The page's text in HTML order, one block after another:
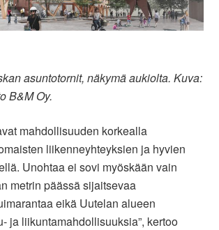
asuntotornit, näkymä aukiolta. Kuva:
B&M Oy.
mahdollisuuden korkealla
liikenneyhteyksien ja hyvien
Unohtaa ei sovi myöskään vain
metrin päässä sijaitsevaa
eikä Uutelan alueen
ja liikuntamahdollisuuksia”, kertoo